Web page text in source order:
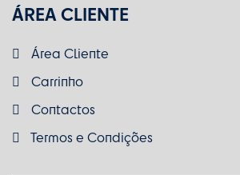
ÁREA CLIENTE
Área Cliente
Carrinho
Contactos
Termos e Condições